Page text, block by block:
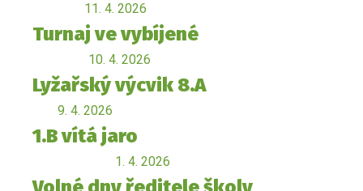
11. 4. 2026
Turnaj ve vybíjené
10. 4. 2026
Lyžařský výcvik 8.A
9. 4. 2026
1.B vítá jaro
1. 4. 2026